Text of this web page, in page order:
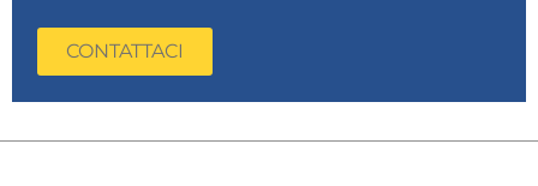
CONTATTACI